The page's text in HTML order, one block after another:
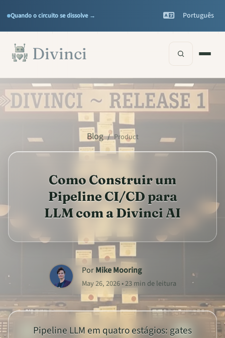
Quando o circuito se dissolve → Português
Divinci
Blog / Product
Como Construir um
Pipeline CI/CD para
LLM com a Divinci AI
PorMike Mooring
May 26, 2026 • 23 min de leitura
Pipeline LLM em quatro estágios: gates